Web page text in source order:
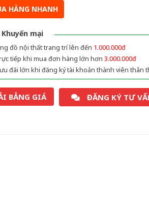
HÀNG NHANH
Khuyến mại
đồ nội thất trang trí lên đến 1.000.000đ
tiếp khi mua đơn hàng lớn hơn 3.000.000đ
đãi lớn khi đăng ký tài khoản thành viên thân
BẢNG GIÁ ĐĂNG KÝ TƯ